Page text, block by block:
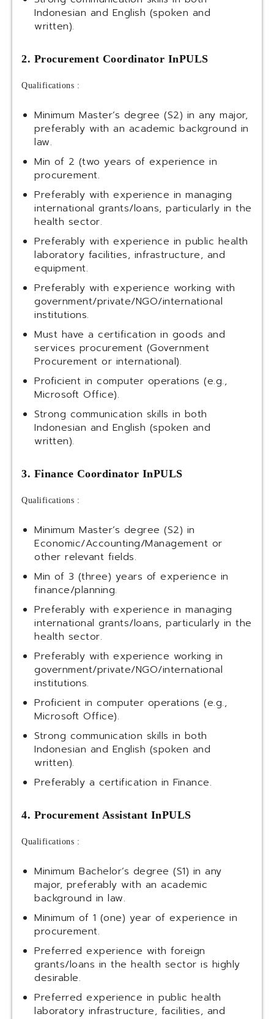
Indonesian and English (spoken and
written).
2. Procurement Coordinator InPULS
Qualifications :
Minimum Master’s degree (S2) in any major,
preferably with an academic background in
law.
Min of 2 (two years of experience in
procurement.
Preferably with experience in managing
international grants/loans, particularly in the
health sector.
Preferably with experience in public health
laboratory facilities, infrastructure, and
equipment.
Preferably with experience working with
government/private/NGO/international
institutions.
Must have a certification in goods and
services procurement (Government
Procurement or international).
Proficient in computer operations (e.g.,
Microsoft Office).
Strong communication skills in both
Indonesian and English (spoken and
written).
3. Finance Coordinator InPULS
Qualifications :
Minimum Master’s degree (S2) in
Economic/Accounting/Management or
other relevant fields.
Min of 3 (three) years of experience in
finance/planning.
Preferably with experience in managing
international grants/loans, particularly in the
health sector.
Preferably with experience working in
government/private/NGO/international
institutions.
Proficient in computer operations (e.g.,
Microsoft Office).
Strong communication skills in both
Indonesian and English (spoken and
written).
Preferably a certification in Finance.
4. Procurement Assistant InPULS
Qualifications :
Minimum Bachelor’s degree (S1) in any
major, preferably with an academic
background in law.
Minimum of 1 (one) year of experience in
procurement.
Preferred experience with foreign
grants/loans in the health sector is highly
desirable.
Preferred experience in public health
laboratory infrastructure, facilities, and